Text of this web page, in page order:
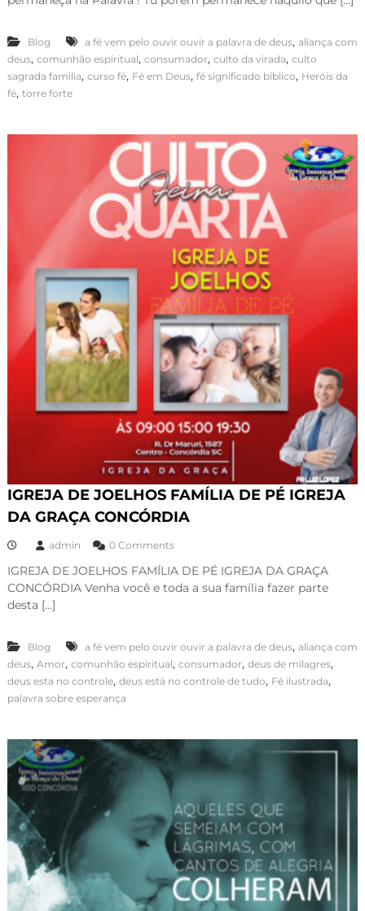
Blog a fé vem pelo ouvir ouvir a palavra de deus, aliança com
deus, comunhão espiritual, consumador, culto da virada, culto
sagrada familia, curso fé, Fé em Deus, fé significado bíblico, Heróis da
fé, torre forte
IGREJA DE JOELHOS FAMÍLIA DE PÉ IGREJA
DA GRAÇA CONCÓRDIA
admin 0 Comments
IGREJA DE JOELHOS FAMÍLIA DE PÉ IGREJA DA GRAÇA
CONCÓRDIA Venha você e toda a sua família fazer parte
desta […]
Blog a fé vem pelo ouvir ouvir a palavra de deus, aliança com
deus, Amor, comunhão espiritual, consumador, deus de milagres,
deus esta no controle, deus está no controle de tudo, Fé ilustrada,
palavra sobre esperança